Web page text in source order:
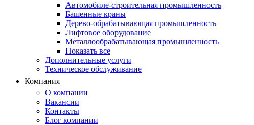
Автомобиле-строительная промышленность
Башенные краны
Дерево-обрабатывающая промышленность
Лифтовое оборудование
Металлообрабатывающая промышленность
Показать все
Дополнительные услуги
Техническое обслуживание
Компания
О компании
Вакансии
Контакты
Блог компании